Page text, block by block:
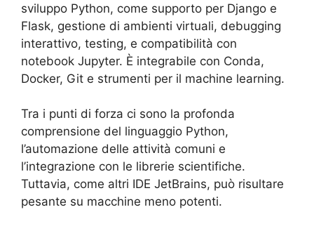
sviluppo Python, come supporto per Django e
Flask, gestione di ambienti virtuali, debugging
interattivo, testing, e compatibilità con
notebook Jupyter. È integrabile con Conda,
Docker, Git e strumenti per il machine learning.
Tra i punti di forza ci sono la profonda
comprensione del linguaggio Python,
l’automazione delle attività comuni e
l’integrazione con le librerie scientifiche.
Tuttavia, come altri IDE JetBrains, può risultare
pesante su macchine meno potenti.